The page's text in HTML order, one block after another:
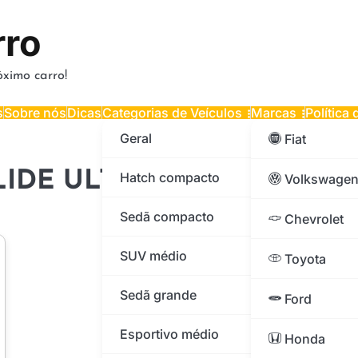
carro!
Sobre nósDicasCategorias de Veículos
Geral
Hatch compacto
Sedã compacto
SUV médio
Sedã grande
Esportivo médio
Marcas
Fiat
Volkswagen
Chevrolet
Toyota
Ford
Honda
Política
ULTRA FLTRU 2019